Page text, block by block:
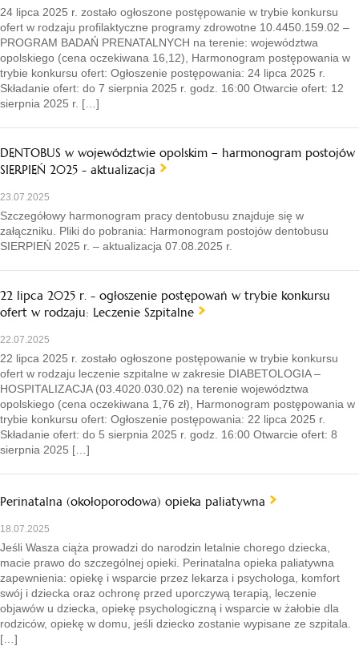
24 lipca 2025 r. zostało ogłoszone postępowanie w trybie konkursu
ofert w rodzaju profilaktyczne programy zdrowotne 10.4450.159.02 –
PROGRAM BADAŃ PRENATALNYCH na terenie: województwa
opolskiego (cena oczekiwana 16,12), Harmonogram postępowania w
trybie konkursu ofert: Ogłoszenie postępowania: 24 lipca 2025 r.
Składanie ofert: do 7 sierpnia 2025 r. godz. 16:00 Otwarcie ofert: 12
sierpnia 2025 r. […]
DENTOBUS w województwie opolskim – harmonogram postojów
SIERPIEŃ 2025 - aktualizacja
23.07.2025
Szczegółowy harmonogram pracy dentobusu znajduje się w
załączniku. Pliki do pobrania: Harmonogram postojów dentobusu
SIERPIEŃ 2025 r. – aktualizacja 07.08.2025 r.
22 lipca 2025 r. - ogłoszenie postępowań w trybie konkursu
ofert w rodzaju: Leczenie Szpitalne
22.07.2025
22 lipca 2025 r. zostało ogłoszone postępowanie w trybie konkursu
ofert w rodzaju leczenie szpitalne w zakresie DIABETOLOGIA –
HOSPITALIZACJA (03.4020.030.02) na terenie województwa
opolskiego (cena oczekiwana 1,76 zł), Harmonogram postępowania w
trybie konkursu ofert: Ogłoszenie postępowania: 22 lipca 2025 r.
Składanie ofert: do 5 sierpnia 2025 r. godz. 16:00 Otwarcie ofert: 8
sierpnia 2025 […]
Perinatalna (okołoporodowa) opieka paliatywna
18.07.2025
Jeśli Wasza ciąża prowadzi do narodzin letalnie chorego dziecka,
macie prawo do szczególnej opieki. Perinatalna opieka paliatywna
zapewnienia: opiekę i wsparcie przez lekarza i psychologa, komfort
swój i dziecka oraz ochronę przed uporczywą terapią, leczenie
objawów u dziecka, opiekę psychologiczną i wsparcie w żałobie dla
rodziców, opiekę w domu, jeśli dziecko zostanie wypisane ze szpitala.
[…]